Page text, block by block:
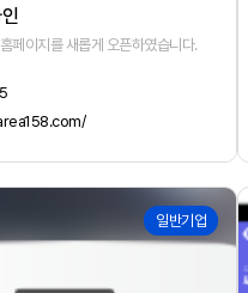
페이지를 새롭게 오픈하였습니다.
일반기업